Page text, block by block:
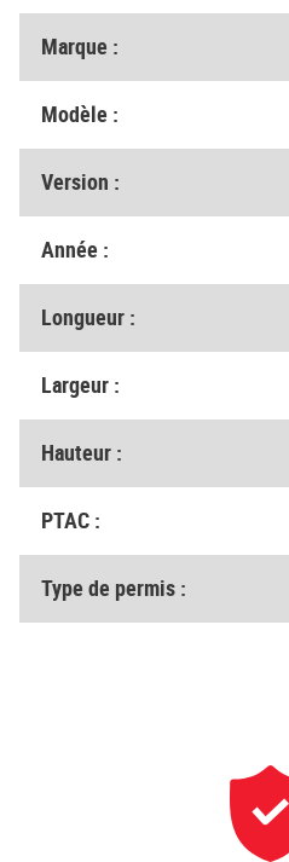
Marque :
Modèle :
Version :
Année :
Longueur :
Largeur :
Hauteur :
PTAC :
Type de permis :